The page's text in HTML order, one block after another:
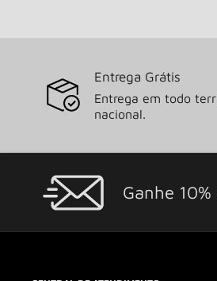
Entrega Grátis
Entrega em todo
nacional.
Ganhe